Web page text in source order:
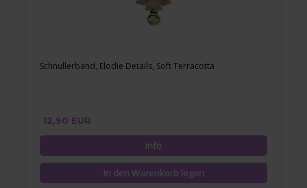
Schnullerband, Elodie Details, Soft Terracotta
12,90 EUR